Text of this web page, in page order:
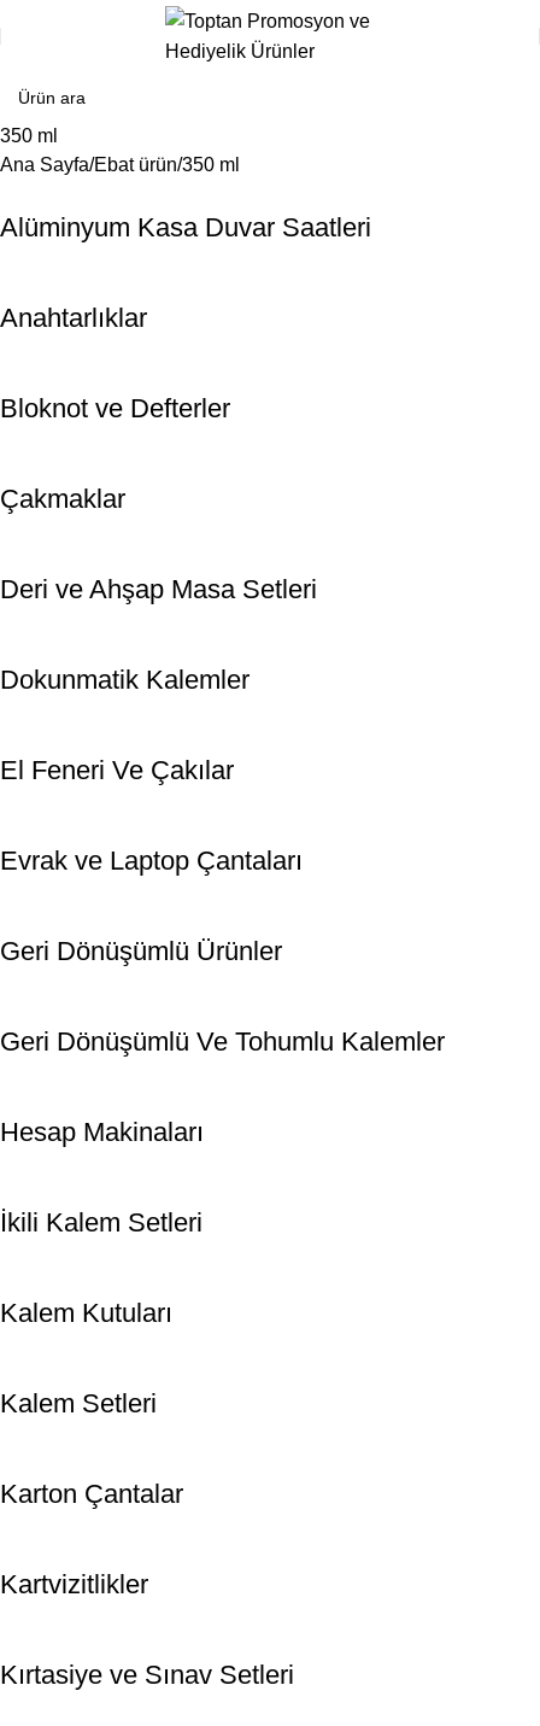
350 ml
Ana Sayfa Ebat ürün 350 ml
Alüminyum Kasa Duvar Saatleri
Anahtarlıklar
Bloknot ve Defterler
Çakmaklar
Deri ve Ahşap Masa Setleri
Dokunmatik Kalemler
El Feneri Ve Çakılar
Evrak ve Laptop Çantaları
Geri Dönüşümlü Ürünler
Geri Dönüşümlü Ve Tohumlu Kalemler
Hesap Makinaları
İkili Kalem Setleri
Kalem Kutuları
Kalem Setleri
Karton Çantalar
Kartvizitlikler
Kırtasiye ve Sınav Setleri